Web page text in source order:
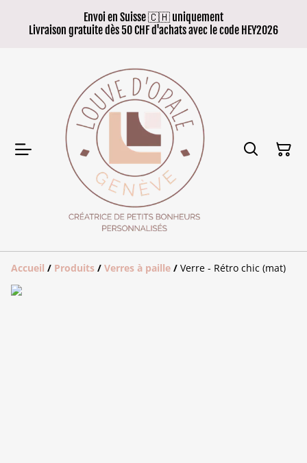
Envoi en Suisse 🇨🇭 uniquement
Livraison gratuite dès 50 CHF d'achats avec le code HEY2026
Accueil / Produits / Verres à paille / Verre - Rétro chic (mat)